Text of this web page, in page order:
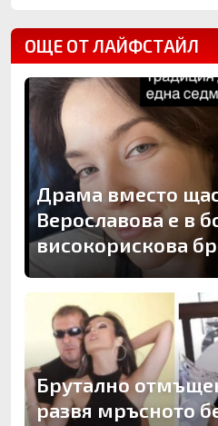
ОЩЕ ОТ ЛАЙФСТАЙЛ
Драма вместо
Верославова е в
високорискова
Брутално
развя мръсното